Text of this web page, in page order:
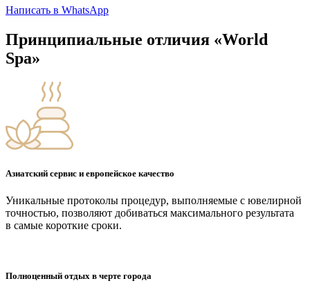
Написать в WhatsApp
Принципиальные отличия «World
Spa»
Азиатский сервис и европейское качество
Уникальные протоколы процедур, выполняемые с ювелирной
точностью, позволяют добиваться максимального результата
в самые короткие сроки.
Полноценный отдых в черте города